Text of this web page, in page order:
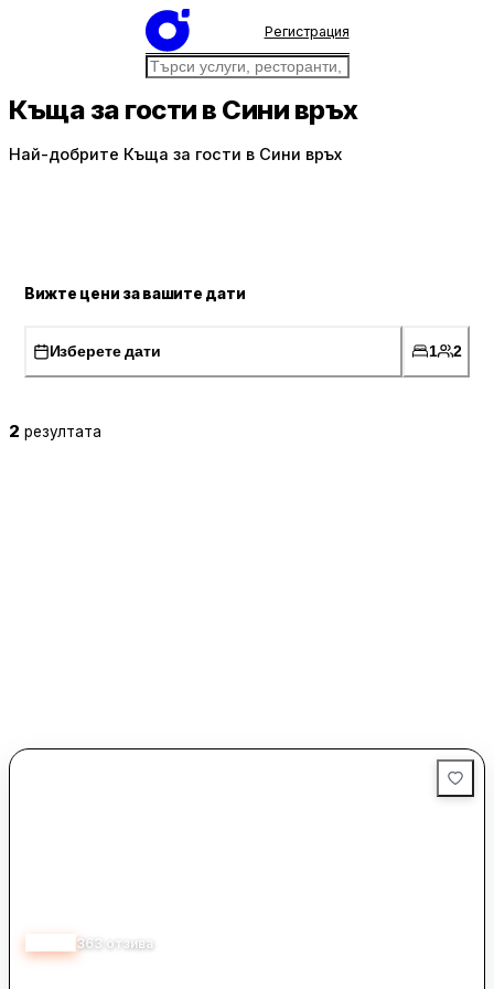
Регистрация
Къща за гости в Сини връх
Най-добрите Къща за гости в Сини връх
Вижте цени за вашите дати
Изберете дати 1 2
2 резултата
363 отзива